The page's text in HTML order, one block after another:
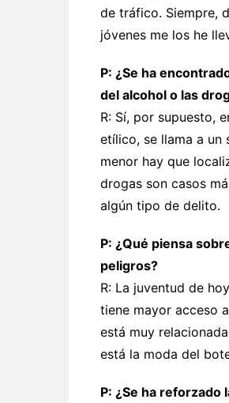
de tráfico. Siempre,
jóvenes me los he
P: ¿Se ha
del alcohol o las
R: Sí, por supuesto,
etílico, se llama a un
menor hay que
drogas son casos
algún tipo de delito.
P: ¿Qué piensa
peligros?
R: La juventud de
tiene mayor acceso
está muy
está la moda del
P: ¿Se ha reforzado